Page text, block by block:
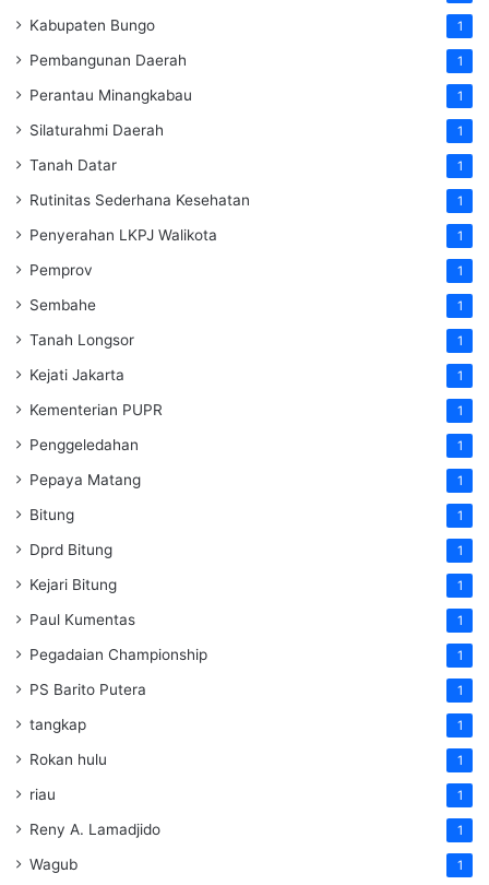
Kabupaten Bungo 1
Pembangunan Daerah 1
Perantau Minangkabau 1
Silaturahmi Daerah 1
Tanah Datar 1
Rutinitas Sederhana Kesehatan 1
Penyerahan LKPJ Walikota 1
Pemprov 1
Sembahe 1
Tanah Longsor 1
Kejati Jakarta 1
Kementerian PUPR 1
Penggeledahan 1
Pepaya Matang 1
Bitung 1
Dprd Bitung 1
Kejari Bitung 1
Paul Kumentas 1
Pegadaian Championship 1
PS Barito Putera 1
tangkap 1
Rokan hulu 1
riau 1
Reny A. Lamadjido 1
Wagub 1